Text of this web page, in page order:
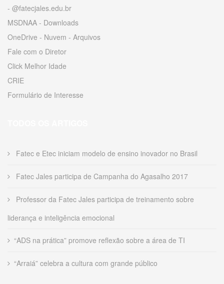
- @fatecjales.edu.br
MSDNAA - Downloads
OneDrive - Nuvem - Arquivos
Fale com o Diretor
Click Melhor Idade
CRIE
Formulário de Interesse
Fatec e Etec iniciam modelo de ensino inovador no Brasil
Fatec Jales participa de Campanha do Agasalho 2017
Professor da Fatec Jales participa de treinamento sobre
liderança e inteligência emocional
“ADS na prática” promove reflexão sobre a área de TI
“Arraiá” celebra a cultura com grande público